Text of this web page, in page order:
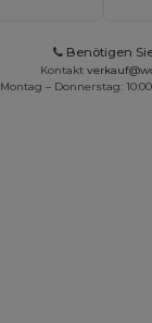
Benötigen
Kontakt
Montag – Donnerstag: